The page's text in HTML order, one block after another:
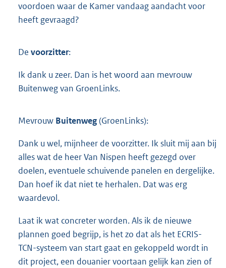
voordoen waar de Kamer vandaag aandacht voor
heeft gevraagd?
De voorzitter:
Ik dank u zeer. Dan is het woord aan mevrouw
Buitenweg van GroenLinks.
Mevrouw Buitenweg(GroenLinks):
Dank u wel, mijnheer de voorzitter. Ik sluit mij aan bij
alles wat de heer Van Nispen heeft gezegd over
doelen, eventuele schuivende panelen en dergelijke.
Dan hoef ik dat niet te herhalen. Dat was erg
waardevol.
Laat ik wat concreter worden. Als ik de nieuwe
plannen goed begrijp, is het zo dat als het ECRIS-
TCN-systeem van start gaat en gekoppeld wordt in
dit project, een douanier voortaan gelijk kan zien of